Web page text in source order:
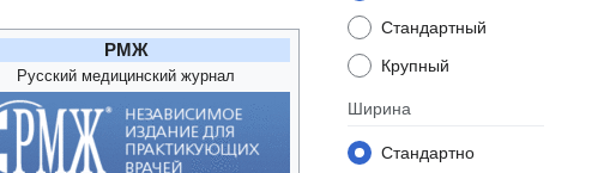
Стандартный
Крупный
Ширина
Стандартно
РМЖ
Русский медицинский журнал